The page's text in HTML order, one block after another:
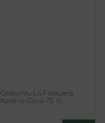
Codorníu La Fideuera
Xarel·lo Cava 75 cl